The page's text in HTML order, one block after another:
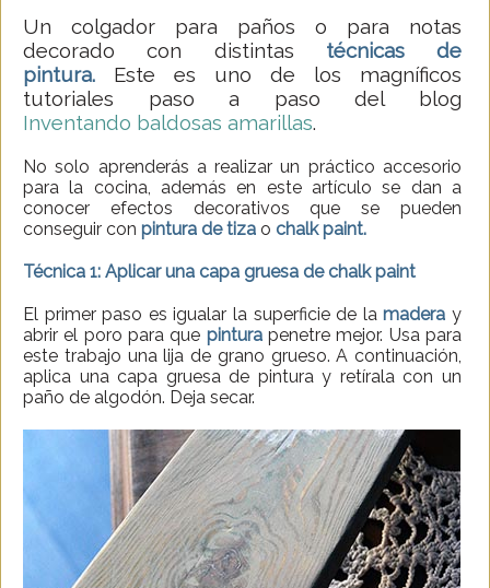
Un colgador para paños o para notas
decorado con distintas técnicas de
pintura. Este es uno de los magníficos
tutoriales paso a paso del blog
Inventando baldosas amarillas.
No solo aprenderás a realizar un práctico accesorio
para la cocina, además en este artículo se dan a
conocer efectos decorativos que se pueden
conseguir con pintura de tiza o chalk paint.
Técnica 1: Aplicar una capa gruesa de chalk paint
El primer paso es igualar la superficie de lamadera y
abrir el poro para que pinturapenetre mejor. Usa para
este trabajo una lija de grano grueso. A continuación,
aplica una capa gruesa de pintura y retírala con un
paño de algodón. Deja secar.